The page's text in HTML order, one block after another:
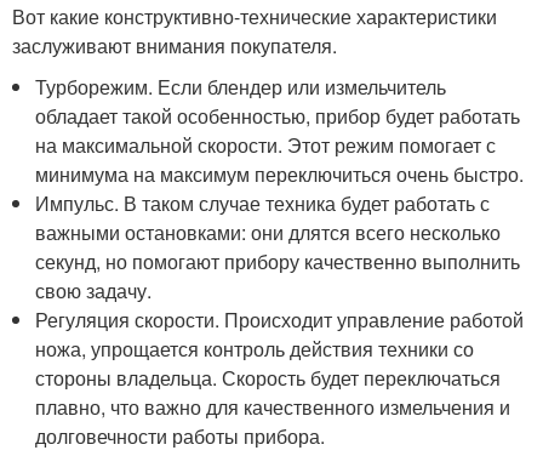
Вот какие конструктивно-технические характеристики
заслуживают внимания покупателя.
Турборежим. Если блендер или измельчитель
обладает такой особенностью, прибор будет работать
на максимальной скорости. Этот режим помогает с
минимума на максимум переключиться очень быстро.
Импульс. В таком случае техника будет работать с
важными остановками: они длятся всего несколько
секунд, но помогают прибору качественно выполнить
свою задачу.
Регуляция скорости. Происходит управление работой
ножа, упрощается контроль действия техники со
стороны владельца. Скорость будет переключаться
плавно, что важно для качественного измельчения и
долговечности работы прибора.